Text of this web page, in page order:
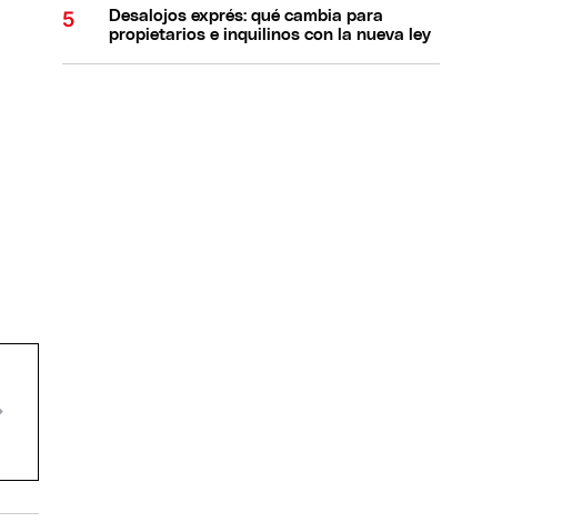
Desalojos exprés: qué cambia para
propietarios e inquilinos con la nueva ley